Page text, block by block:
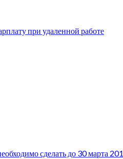
при удаленной работе
сделать до 30 марта